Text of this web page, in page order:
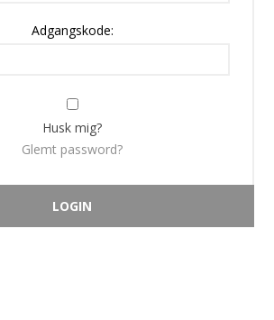
Adgangskode:
Husk mig?
Glemt password?